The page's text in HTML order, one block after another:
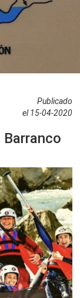
Publicado
el 15-04-2020